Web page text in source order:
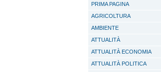
PRIMA PAGINA
AGRICOLTURA
AMBIENTE
ATTUALITÀ
ATTUALITÀ ECONOMIA
ATTUALITÀ POLITICA